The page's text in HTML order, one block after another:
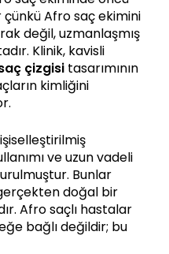
Afro saç ekimini
değil, uzmanlaşmış
Klinik, kavisli
çizgisi tasarımının
kimliğini
ve uzun vadeli
Bunlar
doğal bir
Afro saçlı hastalar
bağlı değildir; bu